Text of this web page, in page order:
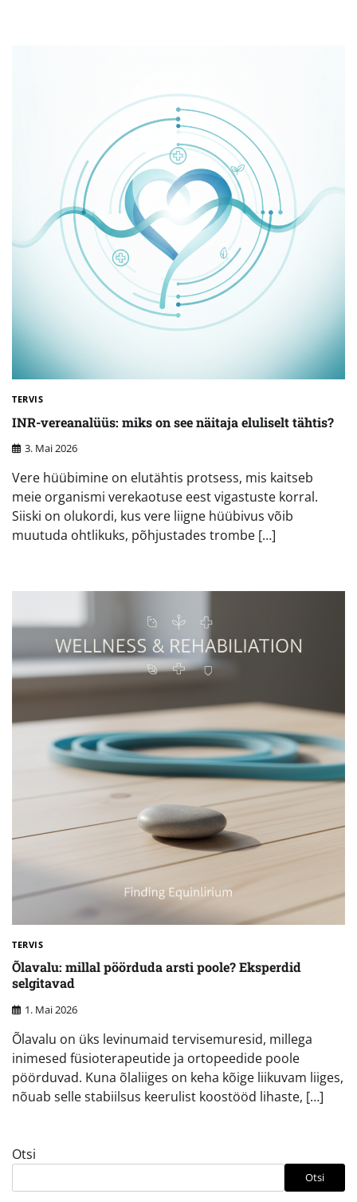
TERVIS
INR-vereanalüüs: miks on see näitaja eluliselt tähtis?
3. Mai 2026
Vere hüübimine on elutähtis protsess, mis kaitseb
meie organismi verekaotuse eest vigastuste korral.
Siiski on olukordi, kus vere liigne hüübivus võib
muutuda ohtlikuks, põhjustades trombe […]
TERVIS
Õlavalu: millal pöörduda arsti poole? Eksperdid
selgitavad
1. Mai 2026
Õlavalu on üks levinumaid tervisemuresid, millega
inimesed füsioterapeutide ja ortopeedide poole
pöörduvad. Kuna õlaliiges on keha kõige liikuvam liiges,
nõuab selle stabiilsus keerulist koostööd lihaste, […]
Otsi
Otsi